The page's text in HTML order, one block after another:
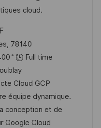
f
h
a
e
i
cloud.
78140
Full time
Cloud GCP
équipe dynamique.
conception et de
Google Cloud